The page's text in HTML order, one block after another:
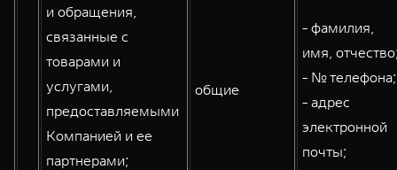
и обращения,
связанные с
товарами и
услугами,
предоставляемыми
Компанией и ее
партнерами;
общие
- фамилия,
имя,
- № телефона;
- адрес
электронной
почты;